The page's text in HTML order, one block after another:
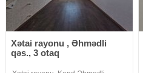
Xətai rayonu , Əhmədli
qəs., 3 otaq